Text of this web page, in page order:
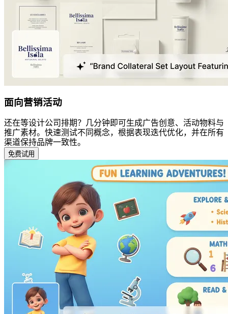
面向营销活动
还在等设计公司排期？几分钟即可生成广告创意、活动物料与
推广素材。快速测试不同概念，根据表现迭代优化，并在所有
渠道保持品牌一致性。
免费试用